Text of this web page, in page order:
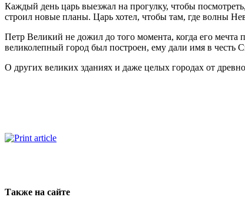
Каждый день царь выезжал на прогулку, чтобы
строил новые планы. Царь хо­тел, чтобы там, где волны
Петр Великий не дожил до того момента, когда его
великолепный город был построен, ему дали имя в честь
О других великих зданиях и даже целых городах от
Также на сайте